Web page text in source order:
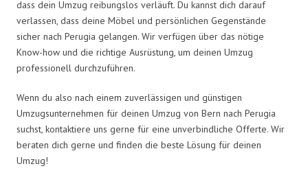
dass dein Umzug reibungslos verläuft. Du kannst dich darauf
verlassen, dass deine Möbel und persönlichen Gegenstände
sicher nach Perugia gelangen. Wir verfügen über das nötige
Know-how und die richtige Ausrüstung, um deinen Umzug
professionell durchzuführen.
Wenn du also nach einem zuverlässigen und günstigen
Umzugsunternehmen für deinen Umzug von Bern nach Perugia
suchst, kontaktiere uns gerne für eine unverbindliche Offerte. Wir
beraten dich gerne und finden die beste Lösung für deinen
Umzug!